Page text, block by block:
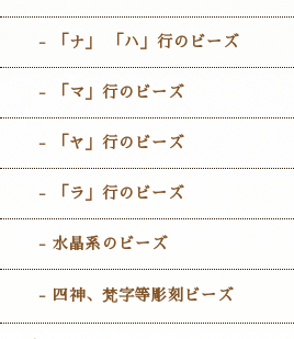
- 「ナ」 「ハ」行のビーズ
- 「マ」行のビーズ
- 「ヤ」行のビーズ
- 「ラ」行のビーズ
- 水晶系のビーズ
- 四神、梵字等彫刻ビーズ